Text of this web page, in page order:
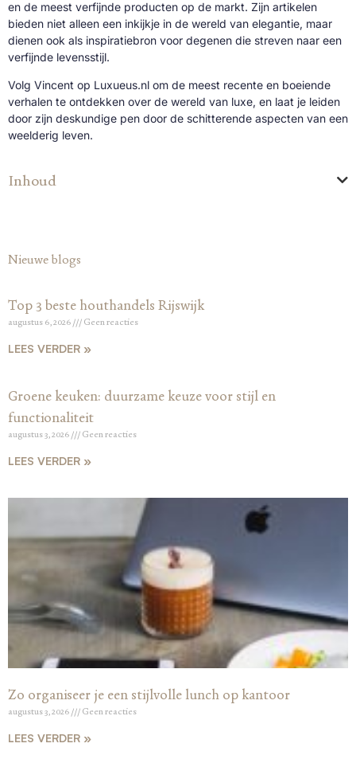
en de meest verfijnde producten op de markt. Zijn artikelen
bieden niet alleen een inkijkje in de wereld van elegantie, maar
dienen ook als inspiratiebron voor degenen die streven naar een
verfijnde levensstijl.
Volg Vincent op Luxueus.nl om de meest recente en boeiende
verhalen te ontdekken over de wereld van luxe, en laat je leiden
door zijn deskundige pen door de schitterende aspecten van een
weelderig leven.
Inhoud
Nieuwe blogs
Top 3 beste houthandels Rijswijk
augustus 6, 2026 Geen reacties
LEES VERDER »
Groene keuken: duurzame keuze voor stijl en
functionaliteit
augustus 3, 2026 Geen reacties
LEES VERDER »
Zo organiseer je een stijlvolle lunch op kantoor
augustus 3, 2026 Geen reacties
LEES VERDER »